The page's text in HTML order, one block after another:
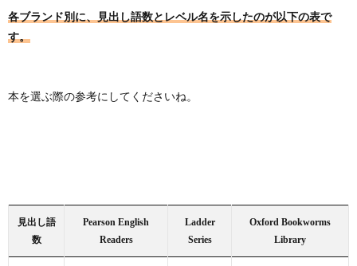
各ブランド別に、見出し語数とレベル名を示したのが以下の表で
す。
本を選ぶ際の参考にしてくださいね。
見出し語
数
Pearson English
Readers
Ladder
Series
Oxford Bookworms
Library